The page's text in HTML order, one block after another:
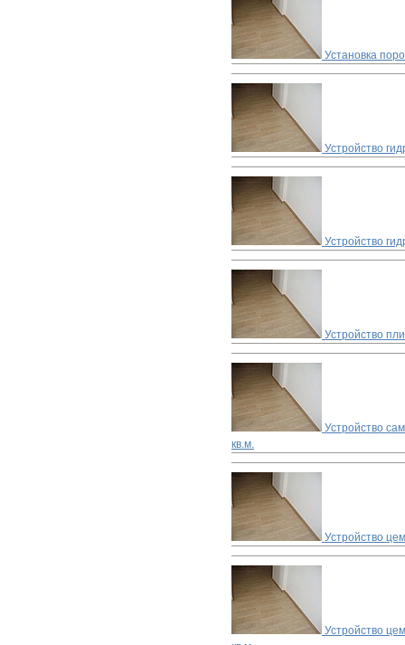
Установка
Устройство
Устройство
Устройство
Устройство
кв.м.
Устройство
Устройство